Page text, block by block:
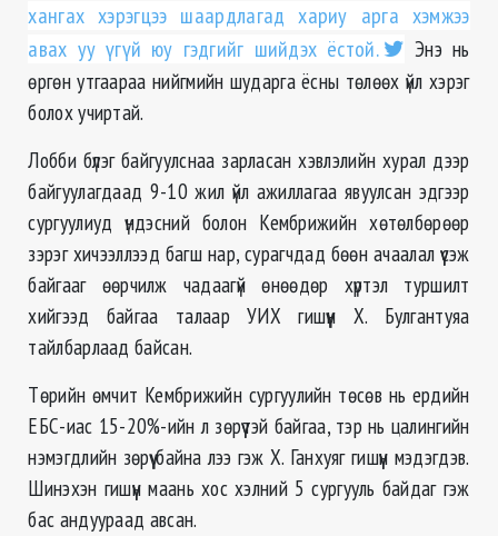
хангах хэрэгцээ шаардлагад хариу арга хэмжээ
авах уу үгүй юу гэдгийг шийдэх ёстой.
Энэ нь
өргөн утгаараа нийгмийн шударга ёсны төлөөх үйл хэрэг
болох учиртай.
Лобби бүлэг байгуулснаа зарласан хэвлэлийн хурал дээр
байгуулагдаад 9-10 жил үйл ажиллагаа явуулсан эдгээр
сургуулиуд үндэсний болон Кембрижийн хөтөлбөрөөр
зэрэг хичээллээд багш нар, сурагчдад бөөн ачаалал үүсэж
байгааг өөрчилж чадаагүй өнөөдөр хүртэл туршилт
хийгээд байгаа талаар УИХ гишүүн Х. Булгантуяа
тайлбарлаад байсан.
Төрийн өмчит Кембрижийн сургуулийн төсөв нь ердийн
ЕБС-иас 15-20%-ийн л зөрүүтэй байгаа, тэр нь цалингийн
нэмэгдлийн зөрүү байна лээ гэж Х. Ганхуяг гишүүн мэдэгдэв.
Шинэхэн гишүүн маань хос хэлний 5 сургууль байдаг гэж
бас андуураад авсан.